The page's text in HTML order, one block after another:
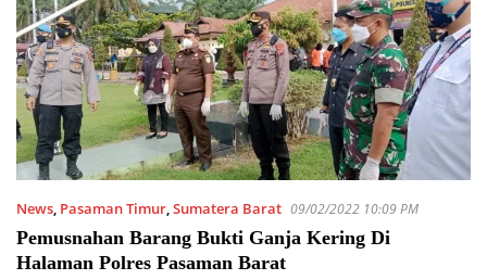
News, Pasaman Timur,Sumatera Barat 09/02/2022 10:09 PM
Pemusnahan Barang Bukti Ganja Kering Di
Halaman Polres Pasaman Barat